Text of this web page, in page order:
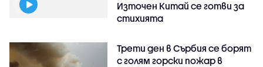
Източен Китай се готви за
стихията
Трети ден в Сърбия се борят
с голям горски пожар в